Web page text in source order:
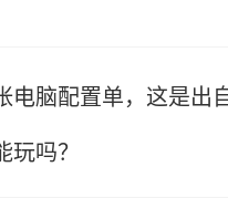
电脑配置单，这是出
玩吗？